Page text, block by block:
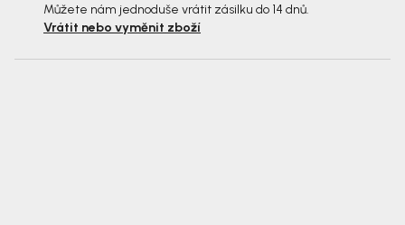
Můžete nám jednoduše vrátit zásilku do 14 dnů.
Vrátit nebo vyměnit zboží